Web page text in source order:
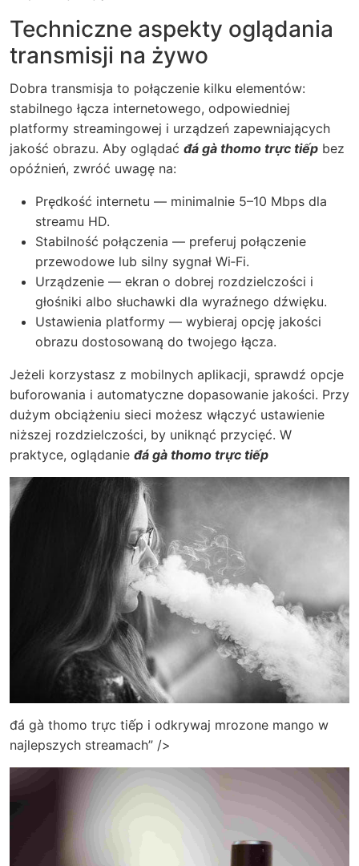
Techniczne aspekty oglądania
transmisji na żywo
Dobra transmisja to połączenie kilku elementów:
stabilnego łącza internetowego, odpowiedniej
platformy streamingowej i urządzeń zapewniających
jakość obrazu. Aby oglądać đá gà thomo trực tiếp bez
opóźnień, zwróć uwagę na:
Prędkość internetu — minimalnie 5–10 Mbps dla
streamu HD.
Stabilność połączenia — preferuj połączenie
przewodowe lub silny sygnał Wi‑Fi.
Urządzenie — ekran o dobrej rozdzielczości i
głośniki albo słuchawki dla wyraźnego dźwięku.
Ustawienia platformy — wybieraj opcję jakości
obrazu dostosowaną do twojego łącza.
Jeżeli korzystasz z mobilnych aplikacji, sprawdź opcje
buforowania i automatyczne dopasowanie jakości. Przy
dużym obciążeniu sieci możesz włączyć ustawienie
niższej rozdzielczości, by uniknąć przycięć. W
praktyce, oglądanie đá gà thomo trực tiếp
đá gà thomo trực tiếp i odkrywaj mrozone mango w
najlepszych streamach” />